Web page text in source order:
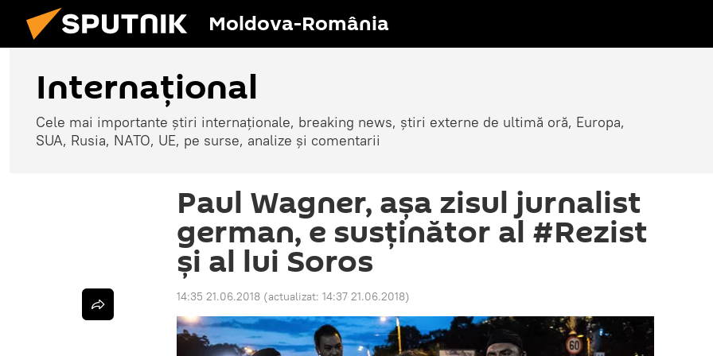
Moldova-România
Internaţional
Cele mai importante știri internaționale, breaking news, știri externe de ultimă oră, Europa,
SUA, Rusia, NATO, UE, pe surse, analize și comentarii
Paul Wagner, așa zisul jurnalist
german, e susținător al #Rezist
şi al lui Soros
14:35 21.06.2018 (actualizat: 14:37 21.06.2018)